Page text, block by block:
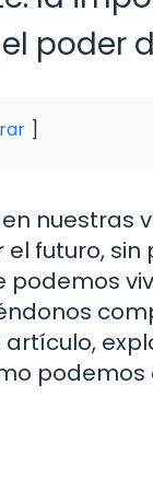
poder
nuestras
futuro,
podemos
artículo,